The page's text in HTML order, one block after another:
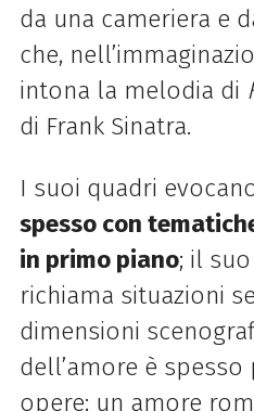
da una cameriera e
che,
intona la melodia di
di Frank Sinatra.
I suoi quadri
spesso con
in primo piano; il
richiama situazioni
dimensioni
dell’amore è
opere; un amore